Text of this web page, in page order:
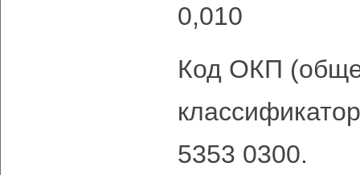
0,010
Код ОКП
5353 0300.